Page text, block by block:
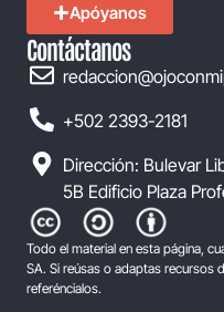
Apóyanos
Contáctanos
+502 2393-2181
Dirección: Bulevar
5B Edificio Plaza
Todo el material en esta página,
SA. Si reúsas o adaptas recursos
referéncialos.